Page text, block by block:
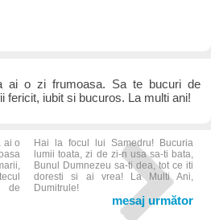
ai o zi frumoasa. Sa te bucuri de
fericit, iubit si bucuros. La multi ani!
ai o
de
Hai la focul lui Samedru! Bucuria
lumii toata, zi de zi-n usa sa-ti bata,
Bunul Dumnezeu sa-ti dea, tot ce iti
doresti si ai vrea! La Multi Ani,
Dumitrule!
mesaj următor